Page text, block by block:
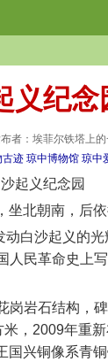
义纪念
者：埃菲尔铁塔上
古迹 琼中博物馆 琼中
朝南，后依
沙起义的
民革命史上
石结构，
，2009年
兴铜像系青